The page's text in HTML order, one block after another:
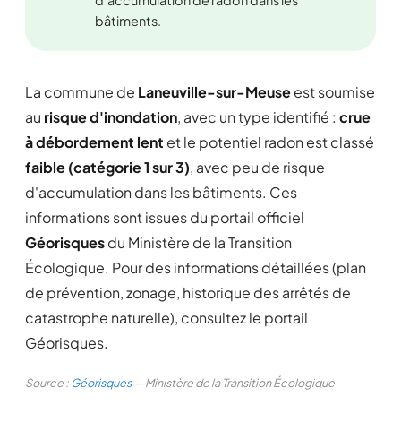
bâtiments.
La commune de Laneuville-sur-Meuseest soumise
au risque d'inondation, avec un type identifié : crue
à débordement lent et le potentiel radon est classé
faible (catégorie 1 sur 3), avec peu de risque
d'accumulation dans les bâtiments. Ces
informations sont issues du portail officiel
Géorisquesdu Ministère de la Transition
Écologique. Pour des informations détaillées (plan
de prévention, zonage, historique des arrêtés de
catastrophe naturelle), consultez le portail
Géorisques.
Source :Géorisques— Ministère de la Transition Écologique